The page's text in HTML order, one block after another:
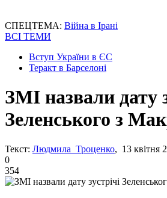
СПЕЦТЕМА: Війна в Ірані
ВСІ ТЕМИ
Вступ України в ЄС
Теракт в Барселоні
ЗМІ назвали дату
Зеленського з
Текст: Людмила Троценко, 13 квітня
0
354